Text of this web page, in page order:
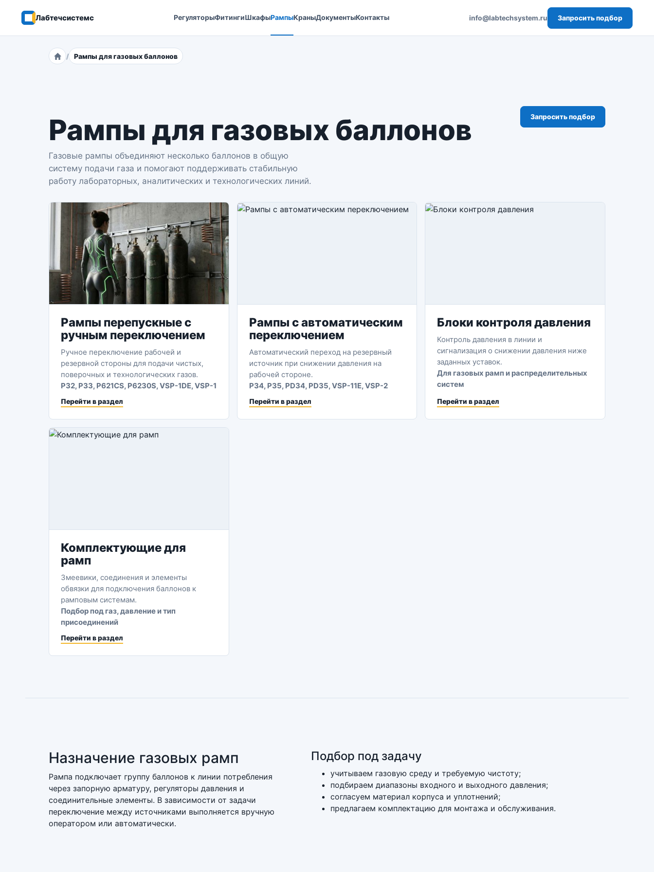
Лабтечсистемс РегуляторыФитингиШкафыРампыКраныДокументыКонтакты info@labtechsystem.ru Запросить подбор
Главная
Рампы для газовых баллонов
Рампы для газовых баллонов
Газовые рампы объединяют несколько баллонов в общую
систему подачи газа и помогают поддерживать стабильную
работу лабораторных, аналитических и технологических линий.
Запросить подбор
Рампы перепускные с
ручным переключением
Ручное переключение рабочей и
резервной стороны для подачи чистых,
поверочных и технологических газов.
P32, P33, P621CS, P6230S, VSP-1DE, VSP-1
Перейти в раздел
Рампы с автоматическим
переключением
Автоматический переход на резервный
источник при снижении давления на
рабочей стороне.
P34, P35, PD34, PD35, VSP-11E, VSP-2
Перейти в раздел
Блоки контроля давления
Контроль давления в линии и
сигнализация о снижении давления ниже
заданных уставок.
Для газовых рамп и распределительных
систем
Перейти в раздел
Комплектующие для
рамп
Змеевики, соединения и элементы
обвязки для подключения баллонов к
рамповым системам.
Подбор под газ, давление и тип
присоединений
Перейти в раздел
Назначение газовых рамп
Рампа подключает группу баллонов к линии потребления
через запорную арматуру, регуляторы давления и
соединительные элементы. В зависимости от задачи
переключение между источниками выполняется вручную
оператором или автоматически.
Подбор под задачу
учитываем газовую среду и требуемую чистоту;
подбираем диапазоны входного и выходного давления;
согласуем материал корпуса и уплотнений;
предлагаем комплектацию для монтажа и обслуживания.